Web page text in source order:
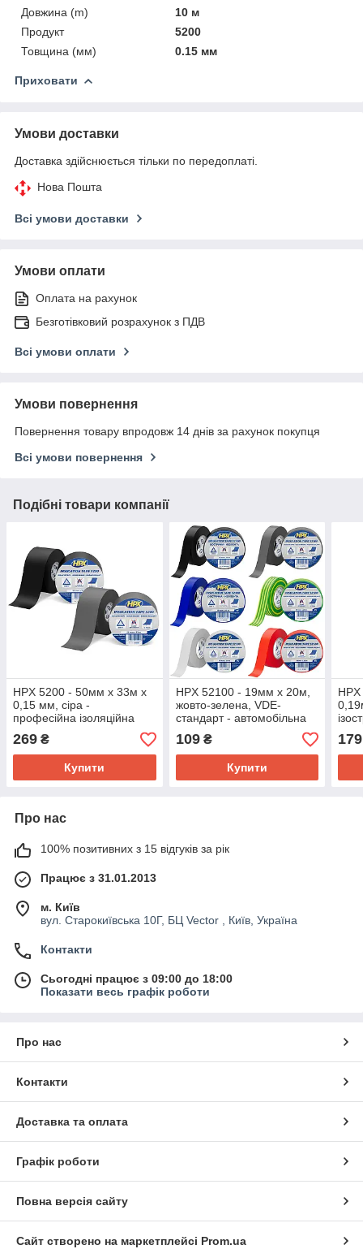
Довжина (m)
10 м
Продукт
5200
Товщина (мм)
0.15 мм
Приховати
Умови доставки
Доставка здійснюється тільки по передоплаті.
Нова Пошта
Всі умови доставки
Умови оплати
Оплата на рахунок
Безготівковий розрахунок з ПДВ
Всі умови оплати
Умови повернення
Повернення товару впродовж 14 днів за рахунок покупця
Всі умови повернення
Подібні товари компанії
HPX 5200 - 50мм x 33м х
0,15 мм, сіра -
професійна ізоляційна
стрічка
269 ₴
Купити
HPX 52100 - 19мм x 20м,
жовто-зелена, VDE-
стандарт - автомобільна
ізоляційна стрічка
109₴
Купити
179
Про нас
100% позитивних з 15 відгуків за рік
Працює з 31.01.2013
м. Київ
вул. Старокиївська 10Г, БЦ Vector , Київ, Україна
Контакти
Сьогодні працює з 09:00 до 18:00
Показати весь графік роботи
Про нас
Контакти
Доставка та оплата
Графік роботи
Повна версія сайту
Сайт створено на маркетплейсі Prom.ua